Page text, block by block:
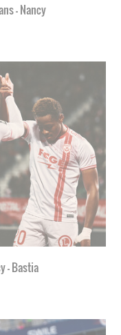
- Nancy
- Bastia